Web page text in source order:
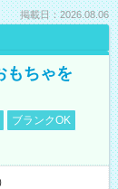
掲載日：2026.08.06
もちゃを
ブランクOK